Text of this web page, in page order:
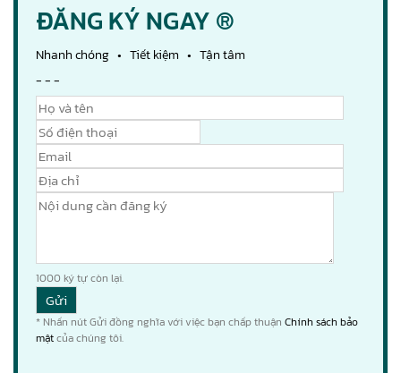
ĐĂNG KÝ NGAY ®
Nhanh chóng • Tiết kiệm • Tận tâm
- - -
1000 ký tự còn lại.
* Nhấn nút Gửi đồng nghĩa với việc bạn chấp thuận Chính sách bảo
mậtcủa chúng tôi.